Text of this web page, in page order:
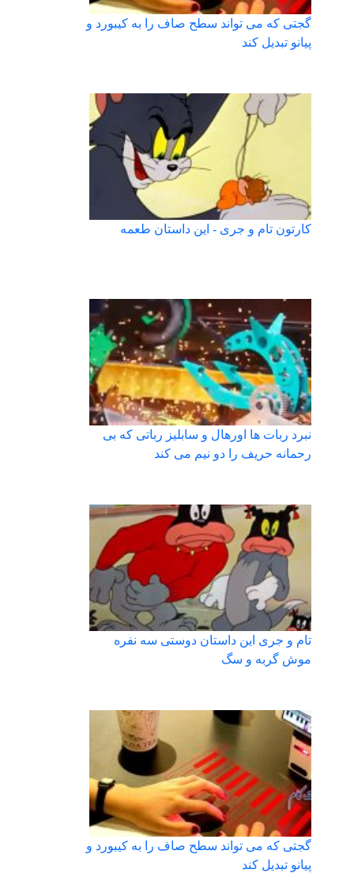
گجتی که می تواند سطح صاف را به کیبورد و
پیانو تبدیل کند
کارتون تام و جری - این داستان طعمه
نبرد ربات ها اورهال و سابلیز رباتی که بی
رحمانه حریف را دو نیم می کند
تام و جری این داستان دوستی سه نفره
موش گربه و سگ
گجتی که می تواند سطح صاف را به کیبورد و
پیانو تبدیل کند